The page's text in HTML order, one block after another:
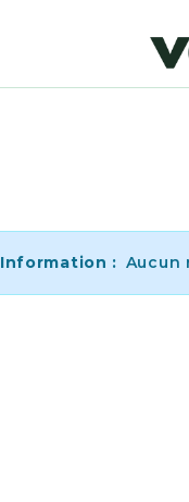
Information : Aucun